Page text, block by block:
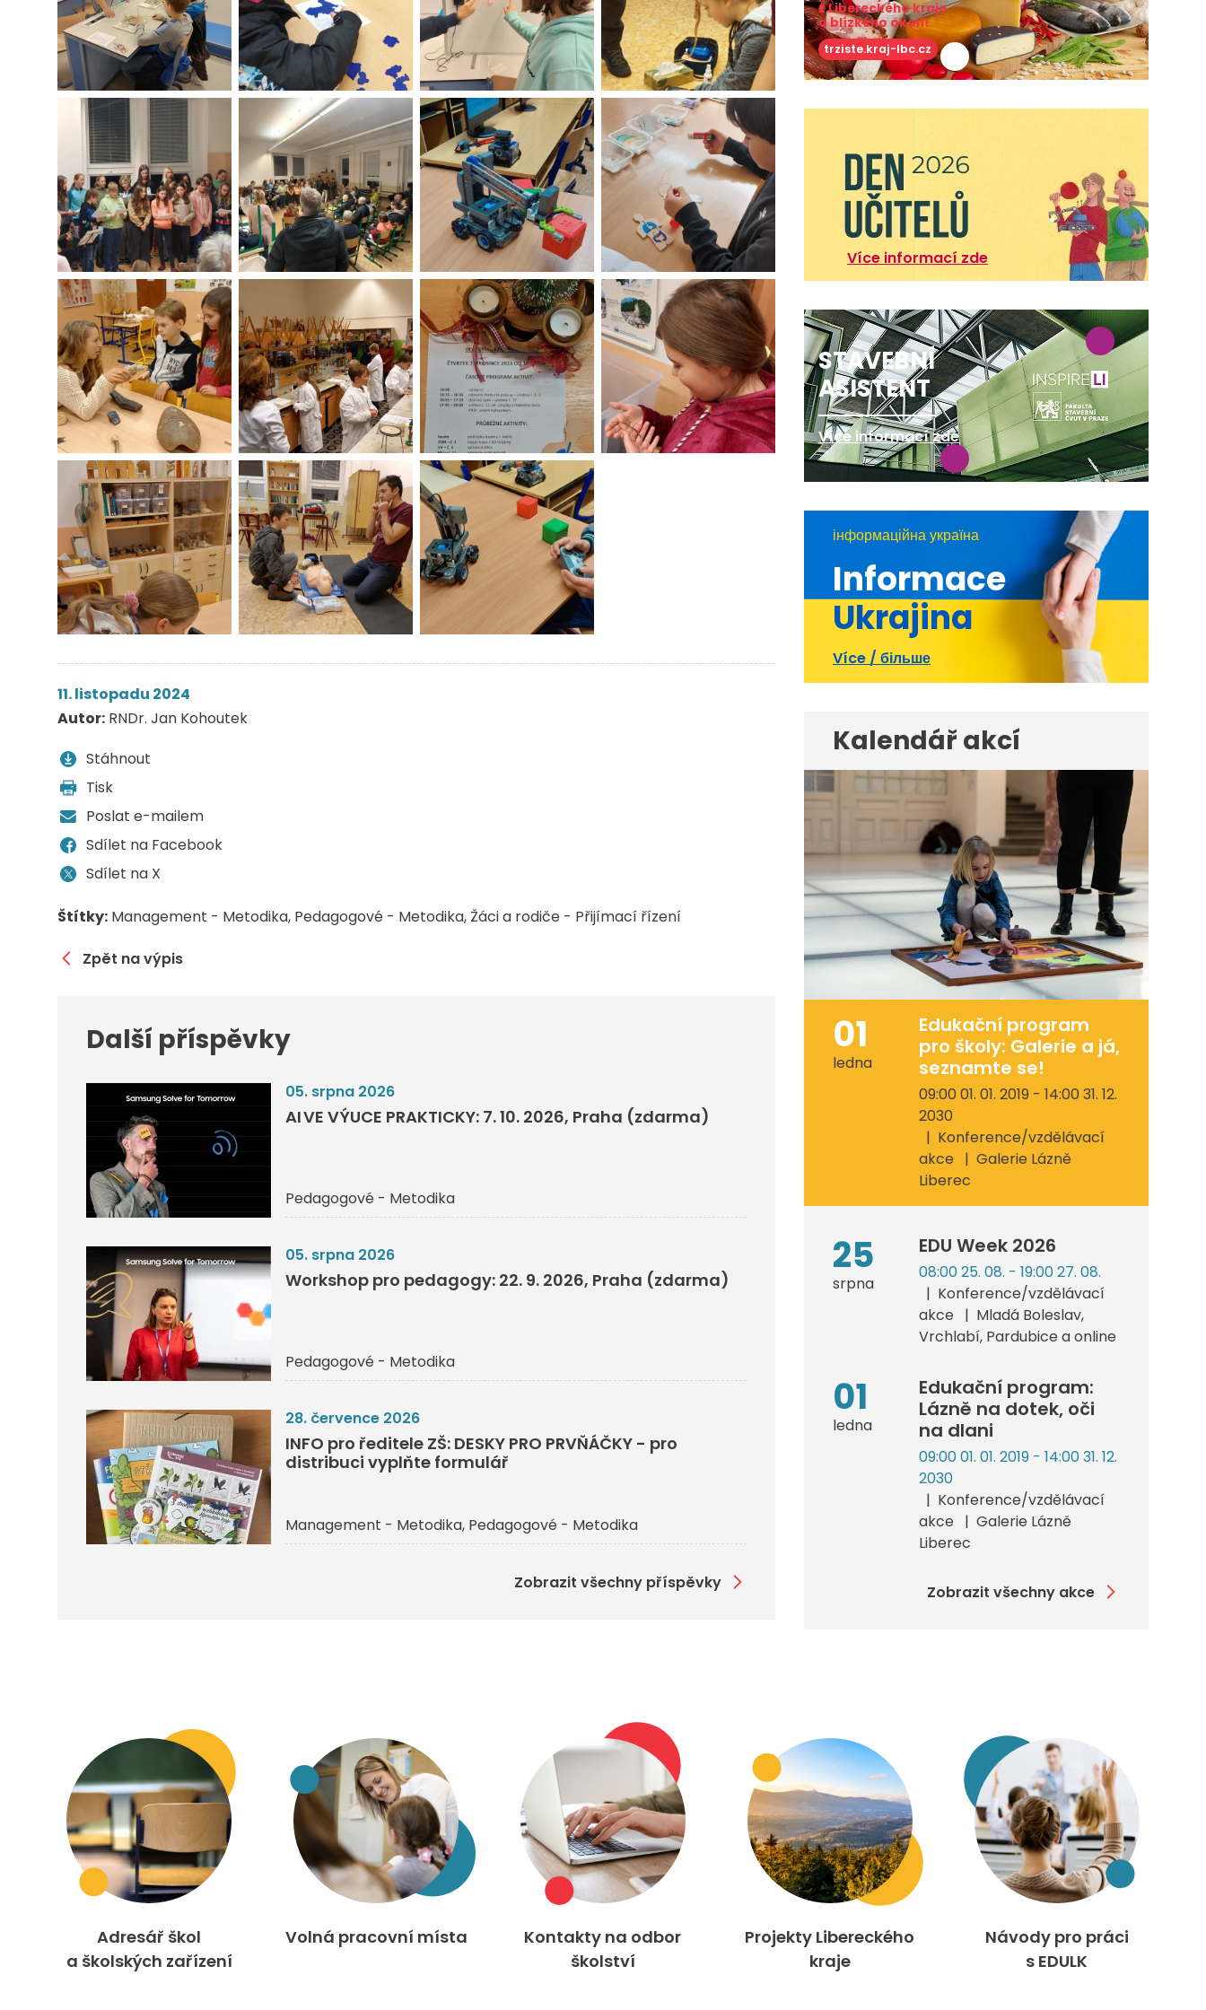
11. listopadu 2024
Autor: RNDr. Jan Kohoutek
Stáhnout
Tisk
Poslat e-mailem
Sdílet na Facebook
Sdílet na X
Štítky: Management - Metodika Pedagogové - Metodika Žáci a rodiče - Přijímací řízení
Zpět na výpis
Další příspěvky
05. srpna 2026
AI VE VÝUCE PRAKTICKY: 7. 10. 2026, Praha (zdarma)
Pedagogové - Metodika
05. srpna 2026
Workshop pro pedagogy: 22. 9. 2026, Praha (zdarma)
Pedagogové - Metodika
28. července 2026
INFO pro ředitele ZŠ: DESKY PRO PRVŇÁČKY - pro
distribuci vyplňte formulář
Management - Metodika Pedagogové - Metodika
Zobrazit všechny příspěvky
z Libereckého kraje
a blízkého okolí!
trziste.kraj-lbc.cz
Více informací zde
STAVEBNÍ
ASISTENT
Více informací zde
інформаційна україна
Informace
Ukrajina
Více / більше
Kalendář akcí
01
ledna
Edukační program
pro školy: Galerie a já,
seznamte se!
09:00 01. 01. 2019 - 14:00 31. 12.
2030
Konference/vzdělávací
akce
Galerie Lázně
Liberec
25
srpna
EDU Week 2026
08:00 25. 08. - 19:00 27. 08.
Konference/vzdělávací
akce
Mladá Boleslav,
Vrchlabí, Pardubice a online
01
ledna
Edukační program:
Lázně na dotek, oči
na dlani
09:00 01. 01. 2019 - 14:00 31. 12.
2030
Konference/vzdělávací
akce
Galerie Lázně
Liberec
Zobrazit všechny akce
Adresář škol
a školských zařízení
Volná pracovní místa
Kontakty na odbor
školství
Projekty Libereckého
kraje
Návody pro práci
s EDULK